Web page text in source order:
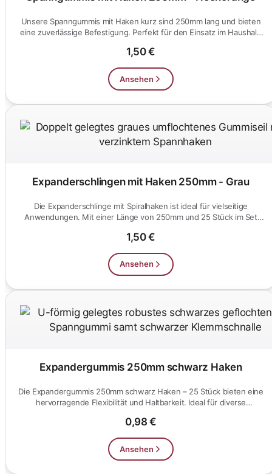
Unsere Spanngummis mit Haken kurz sind 250mm lang und bieten
eine zuverlässige Befestigung. Perfekt für den Einsatz im Haushalt,
1,50 €
Ansehen
Expanderschlingen mit Haken 250mm - Grau
Die Expanderschlinge mit Spiralhaken ist ideal für vielseitige
Anwendungen. Mit einer Länge von 250mm und 25 Stück im Set
1,50 €
Ansehen
Expandergummis 250mm schwarz Haken
Die Expandergummis 250mm schwarz Haken – 25 Stück bieten eine
hervorragende Flexibilität und Haltbarkeit. Ideal für diverse
0,98 €
Ansehen